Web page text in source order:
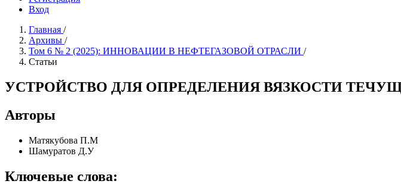
Вход
Главная /
Архивы /
Том 6 № 2 (2025): ИННОВАЦИИ В НЕФТЕГАЗОВОЙ ОТРАСЛИ /
Статьи
УСТРОЙСТВО ДЛЯ ОПРЕДЕЛЕНИЯ ВЯЗКОСТИ
Авторы
Матякубова П.М
Шамуратов Д.У
Ключевые слова: